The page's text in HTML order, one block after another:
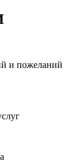
и пожеланий